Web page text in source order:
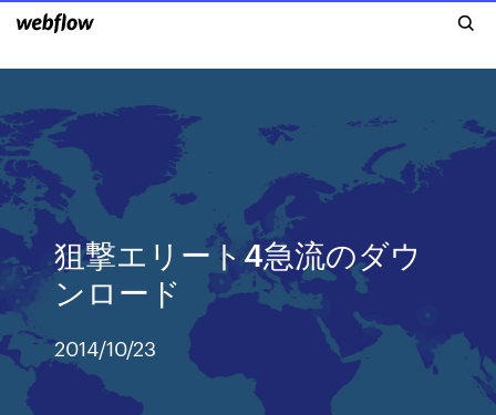
狙撃エリート4急流のダウ
ンロード
2014/10/23